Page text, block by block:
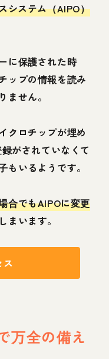
システム（AIPO）
に保護された時
ップの情報を読み
ません。
クロチップが埋め
がされていなくて
いるようです。
合でもAIPOに変更
まいます。
ス
万全の備え